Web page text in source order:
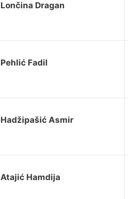
Lončina Dragan
Pehlić Fadil
Hadžipašić Asmir
Atajić Hamdija